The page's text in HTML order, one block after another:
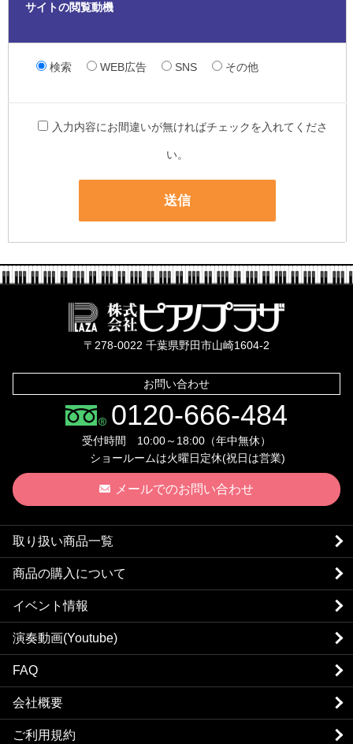
サイトの閲覧動機
検索 WEB広告 SNS その他
入力内容にお間違いが無ければチェックを入れてくださ
い。
〒278-0022 千葉県野田市山崎1604-2
お問い合わせ
0120-666-484
受付時間 10:00～18:00（年中無休）
ショールームは火曜日定休(祝日は営業)
メールでのお問い合わせ
取り扱い商品一覧
商品の購入について
イベント情報
演奏動画(Youtube)
FAQ
会社概要
ご利用規約